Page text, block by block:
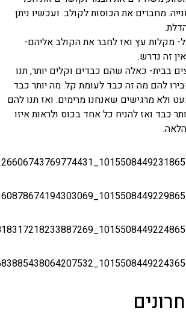
את הכוסות לקולב. ועכשיו ניתן
עץ ואז לחבר את הקולב אליהם-
נדרש.
כאלה שהם כבדים וקלים יותר, תנו
2, והסבירו להם מה זה כבד לעומת קל. מה יותר כבד
מרגישים שאנחנו מרימים. ואז תנו להם
ה-2 יותר כבד ואז להניח כל אחד בכוס ולראות איזו